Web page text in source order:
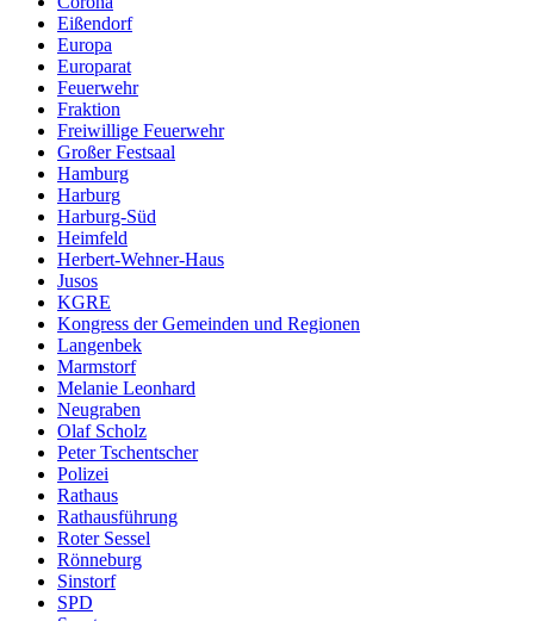
Eißendorf
Europa
Europarat
Feuerwehr
Fraktion
Freiwillige Feuerwehr
Großer Festsaal
Hamburg
Harburg
Harburg-Süd
Heimfeld
Herbert-Wehner-Haus
Jusos
KGRE
Kongress der Gemeinden und Regionen
Langenbek
Marmstorf
Melanie Leonhard
Neugraben
Olaf Scholz
Peter Tschentscher
Polizei
Rathaus
Rathausführung
Roter Sessel
Rönneburg
Sinstorf
SPD